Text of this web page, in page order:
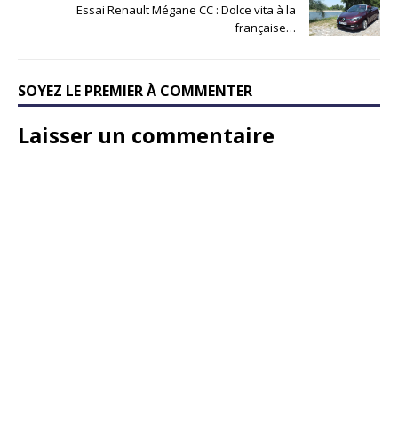
Essai Renault Mégane CC : Dolce vita à la
française…
SOYEZ LE PREMIER À COMMENTER
Laisser un commentaire